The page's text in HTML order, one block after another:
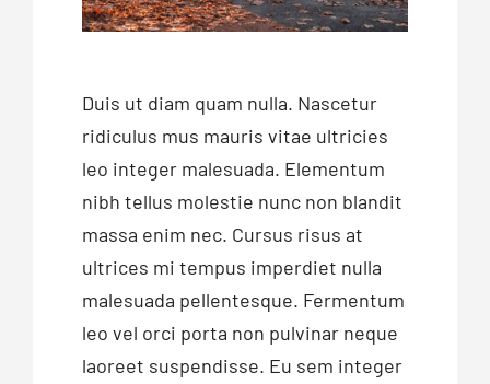
Duis ut diam quam nulla. Nascetur
ridiculus mus mauris vitae ultricies
leo integer malesuada. Elementum
nibh tellus molestie nunc non blandit
massa enim nec. Cursus risus at
ultrices mi tempus imperdiet nulla
malesuada pellentesque. Fermentum
leo vel orci porta non pulvinar neque
laoreet suspendisse. Eu sem integer